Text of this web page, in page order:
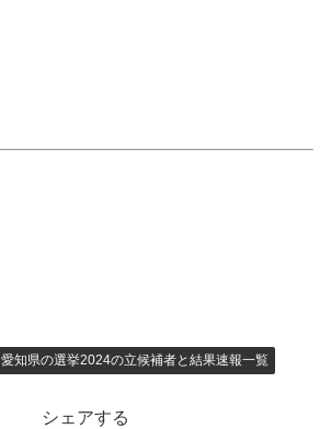
愛知県の選挙2024の立候補者と結果速報一覧
シェアする